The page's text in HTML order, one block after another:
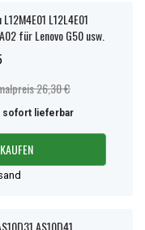
L12L4E01
für Lenovo G50 usw.
26,30 €
sofort lieferbar
KAUFEN
AS10D41